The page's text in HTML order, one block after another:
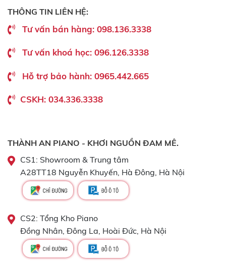
THÔNG TIN LIÊN HỆ:
Tư vấn bán hàng: 098.136.3338
Tư vấn khoá học: 096.126.3338
Hỗ trợ bảo hành: 0965.442.665
CSKH: 034.336.3338
THÀNH AN PIANO - KHƠI NGUỒN ĐAM MÊ.
CS1: Showroom & Trung tâm
A28TT18 Nguyễn Khuyến, Hà Đông, Hà Nội
CS2: Tổng Kho Piano
Đồng Nhân, Đông La, Hoài Đức, Hà Nội